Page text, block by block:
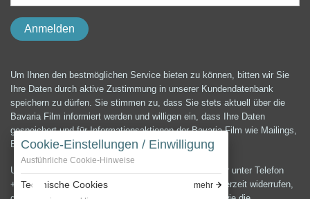
Cookie-Einstellungen / Einwilligung
Ausführliche Cookie-Hinweise
Technische Cookies
mehr
Um Ihnen den bestmöglichen Service bieten zu können, bitten wir Sie
Ihre Daten durch aktive Zustimmung in unserer Kundendatenbank
speichern zu dürfen. Sie stimmen zu, dass Sie stets aktuell über die
Bavaria Film informiert werden und willigen ein, dass Ihre Daten
gespeichert und für Informationsaktionen der Bavaria Film wie Mailings,
E-Mails, Newsletter etc. verwendet werden können.
Unter der E-Mail-Adresse presse@bavaria-film.de oder unter Telefon
+49 (0) 89 64 99 3900 können Sie die Einwilligung jederzeit widerrufen,